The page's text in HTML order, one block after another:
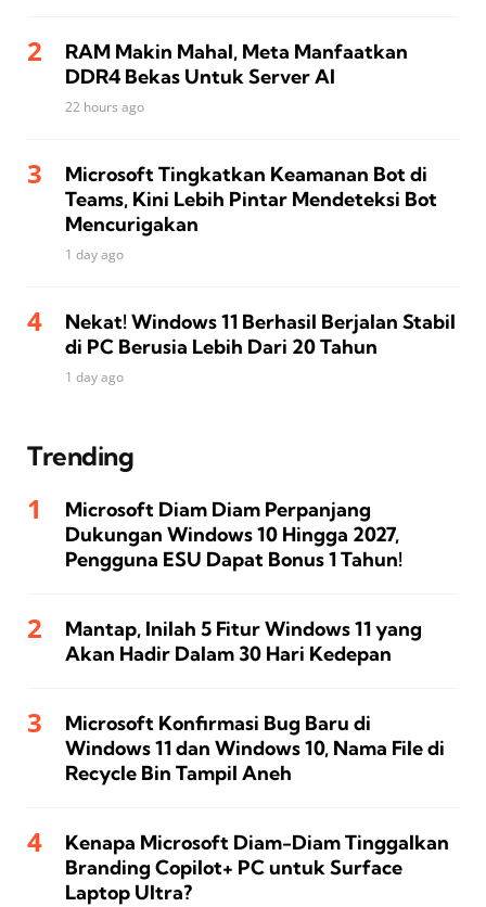
RAM Makin Mahal, Meta Manfaatkan
DDR4 Bekas Untuk Server AI
22 hours ago
Microsoft Tingkatkan Keamanan Bot di
Teams, Kini Lebih Pintar Mendeteksi Bot
Mencurigakan
1 day ago
Nekat! Windows 11 Berhasil Berjalan Stabil
di PC Berusia Lebih Dari 20 Tahun
1 day ago
Trending
Microsoft Diam Diam Perpanjang
Dukungan Windows 10 Hingga 2027,
Pengguna ESU Dapat Bonus 1 Tahun!
Mantap, Inilah 5 Fitur Windows 11 yang
Akan Hadir Dalam 30 Hari Kedepan
Microsoft Konfirmasi Bug Baru di
Windows 11 dan Windows 10, Nama File di
Recycle Bin Tampil Aneh
Kenapa Microsoft Diam-Diam Tinggalkan
Branding Copilot+ PC untuk Surface
Laptop Ultra?